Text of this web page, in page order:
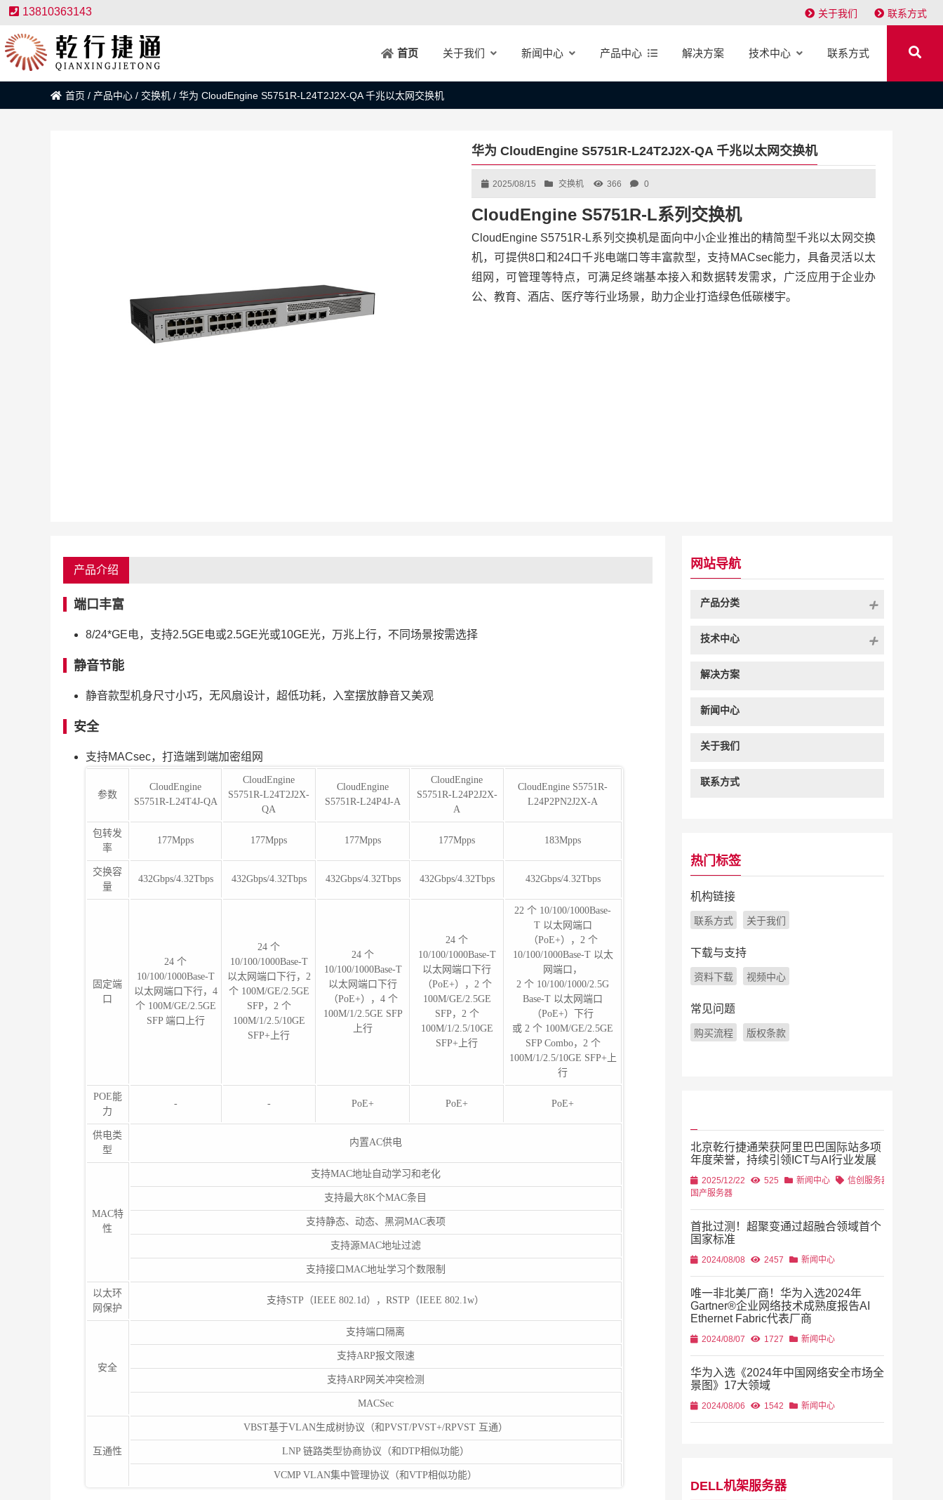
13810363143 关于我们 联系方式
首页 关于我们 新闻中心 产品中心 解决方案 技术中心 联系方式
首页 / 产品中心 / 交换机 / 华为 CloudEngine S5751R-L24T2J2X-QA 千兆以太网交换机
华为 CloudEngine S5751R-L24T2J2X-QA 千兆以太网交换机
2025/08/15 交换机 366 0
CloudEngine S5751R-L系列交换机
CloudEngine S5751R-L系列交换机是面向中小企业推出的精简型千兆以太网交换
机，可提供8口和24口千兆电端口等丰富款型，支持MACsec能力，具备灵活以太
组网，可管理等特点，可满足终端基本接入和数据转发需求，广泛应用于企业办
公、教育、酒店、医疗等行业场景，助力企业打造绿色低碳楼宇。
产品介绍
端口丰富
8/24*GE电，支持2.5GE电或2.5GE光或10GE光，万兆上行，不同场景按需选择
静音节能
静音款型机身尺寸小巧，无风扇设计，超低功耗，入室摆放静音又美观
安全
支持MACsec，打造端到端加密组网
参数
CloudEngine
S5751R-L24T4J-QA
CloudEngine
S5751R-L24T2J2X-
QA
CloudEngine
S5751R-L24P4J-A
CloudEngine
S5751R-L24P2J2X-
A
CloudEngine S5751R-
L24P2PN2J2X-A
包转发
率
177Mpps 177Mpps 177Mpps 177Mpps 183Mpps
交换容
量
432Gbps/4.32Tbps 432Gbps/4.32Tbps 432Gbps/4.32Tbps 432Gbps/4.32Tbps 432Gbps/4.32Tbps
固定端
口
24 个
10/100/1000Base-T
以太网端口下行，4
个 100M/GE/2.5GE
SFP 端口上行
24 个
10/100/1000Base-T
以太网端口下行，2
个 100M/GE/2.5GE
SFP，2 个
100M/1/2.5/10GE
SFP+上行
24 个
10/100/1000Base-T
以太网端口下行
（PoE+），4 个
100M/1/2.5GE SFP
上行
24 个
10/100/1000Base-T
以太网端口下行
（PoE+），2 个
100M/GE/2.5GE
SFP，2 个
100M/1/2.5/10GE
SFP+上行
22 个 10/100/1000Base-
T 以太网端口
（PoE+），2 个
10/100/1000Base-T 以太
网端口，
2 个 10/100/1000/2.5G
Base-T 以太网端口
（PoE+）下行
或 2 个 100M/GE/2.5GE
SFP Combo，2 个
100M/1/2.5/10GE SFP+上
行
POE能
力
- - PoE+ PoE+ PoE+
供电类
型
内置AC供电
MAC特
性
支持MAC地址自动学习和老化
支持最大8K个MAC条目
支持静态、动态、黑洞MAC表项
支持源MAC地址过滤
支持接口MAC地址学习个数限制
以太环
网保护
支持STP（IEEE 802.1d），RSTP（IEEE 802.1w）
安全
支持端口隔离
支持ARP报文限速
支持ARP网关冲突检测
MACSec
互通性
VBST基于VLAN生成树协议（和PVST/PVST+/RPVST 互通）
LNP 链路类型协商协议（和DTP相似功能）
VCMP VLAN集中管理协议（和VTP相似功能）
网站导航
产品分类
技术中心
解决方案
新闻中心
关于我们
联系方式
热门标签
机构链接
联系方式 关于我们
下载与支持
资料下载 视频中心
常见问题
购买流程 版权条款
北京乾行捷通荣获阿里巴巴国际站多项
年度荣誉，持续引领ICT与AI行业发展
2025/12/22 525 新闻中心
信创服务器
国产服务器
首批过测！超聚变通过超融合领域首个
国家标准
2024/08/08 2457 新闻中心
唯一非北美厂商！华为入选2024年
Gartner®企业网络技术成熟度报告AI
Ethernet Fabric代表厂商
2024/08/07 1727 新闻中心
华为入选《2024年中国网络安全市场全
景图》17大领域
2024/08/06 1542 新闻中心
DELL机架服务器